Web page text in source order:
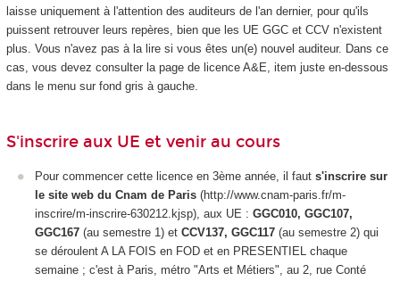
laisse uniquement à l'attention des auditeurs de l'an dernier, pour qu'ils
puissent retrouver leurs repères, bien que les UE GGC et CCV n'existent
plus. Vous n'avez pas à la lire si vous êtes un(e) nouvel auditeur. Dans ce
cas, vous devez consulter la page de licence A&E, item juste en-dessous
dans le menu sur fond gris à gauche.
S'inscrire aux UE et venir au cours
Pour commencer cette licence en 3ème année, il faut s'inscrire sur
le site web du Cnam de Paris (http://www.cnam-paris.fr/m-
inscrire/m-inscrire-630212.kjsp), aux UE : GGC010, GGC107,
GGC167 (au semestre 1) et CCV137, GGC117 (au semestre 2) qui
se déroulent A LA FOIS en FOD et en PRESENTIEL chaque
semaine ; c'est à Paris, métro "Arts et Métiers", au 2, rue Conté